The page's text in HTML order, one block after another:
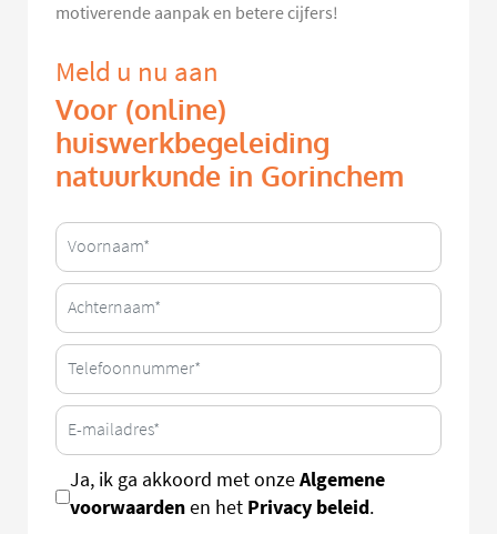
motiverende aanpak en betere cijfers!
Meld u nu aan
Voor (online)
huiswerkbegeleiding
natuurkunde in Gorinchem
Ja, ik ga akkoord met onzeAlgemene
voorwaardenen het Privacy beleid.